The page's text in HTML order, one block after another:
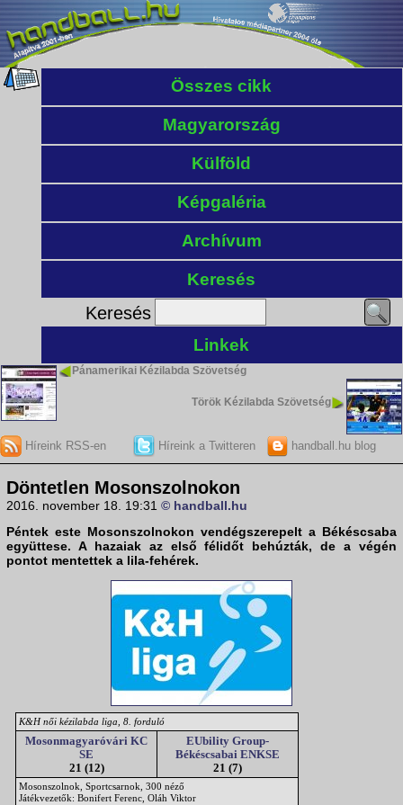
Összes cikk
Magyarország
Külföld
Képgaléria
Archívum
Keresés
Keresés
Linkek
Pánamerikai Kézilabda Szövetség
Török Kézilabda Szövetség
Híreink RSS-en Híreink a Twitteren handball.hu blog
Döntetlen Mosonszolnokon
2016. november 18. 19:31 © handball.hu
Péntek este Mosonszolnokon vendégszerepelt a Békéscsaba
együttese. A hazaiak az első félidőt behúzták, de a végén
pontot mentettek a lila-fehérek.
K&H női kézilabda liga, 8. forduló
Mosonmagyaróvári KC
SE
21 (12)
EUbility Group-
Békéscsabai ENKSE
21 (7)
Mosonszolnok, Sportcsarnok, 300 néző
Játékvezetők: Bonifert Ferenc, Oláh Viktor